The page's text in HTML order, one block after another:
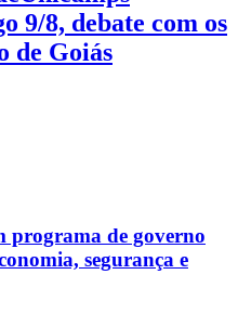
9/8, debate com os
de Goiás
programa de governo
segurança e